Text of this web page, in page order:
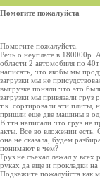
Помогите пожалуйста
Помогите пожалуйста.
Речь о неуплате в 180000р.
области 2 автомобиля по
написать, что якобы мы
загрузки мы не
выгрузке поняли что это
загрузки мы привязали груз
т.к. сортировали эти
пришли еще две машины в
В ттн написали что груз не
акты. Все во вложении есть.
она не сказала, будем
понимают в чем?
Груз не съехал лежал у всех
руках да еще и прокладки
Подкажите пожалуйста как